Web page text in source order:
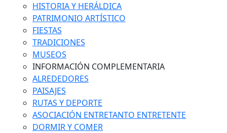
HISTORIA Y HERÁLDICA
PATRIMONIO ARTÍSTICO
FIESTAS
TRADICIONES
MUSEOS
INFORMACIÓN COMPLEMENTARIA
ALREDEDORES
PAISAJES
RUTAS Y DEPORTE
ASOCIACIÓN ENTRETANTO ENTRETENTE
DORMIR Y COMER